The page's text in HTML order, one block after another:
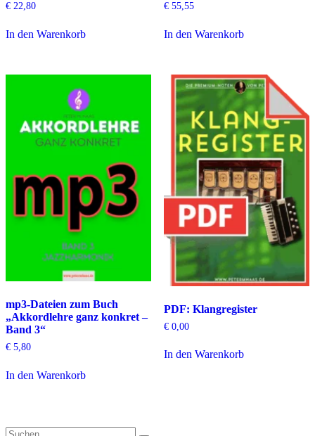
€ 22,80
In den Warenkorb
€55,55
In den Warenkorb
mp3-Dateien zum Buch
„Akkordlehre ganz konkret –
Band 3“
€ 5,80
In den Warenkorb
PDF: Klangregister
€0,00
In den Warenkorb